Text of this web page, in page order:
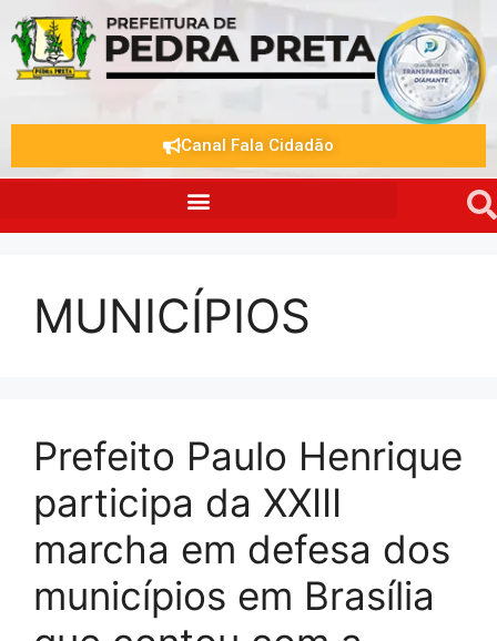
Canal Fala Cidadão
MUNICÍPIOS
Prefeito Paulo Henrique
participa da XXIII
marcha em defesa dos
municípios em Brasília